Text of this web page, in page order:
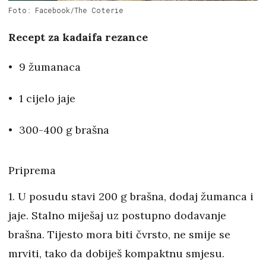
Foto: Facebook/The Coterie
Recept za kadaifa rezance
9 žumanaca
1 cijelo jaje
300-400 g brašna
Priprema
1. U posudu stavi 200 g brašna, dodaj žumanca i
jaje. Stalno miješaj uz postupno dodavanje
brašna. Tijesto mora biti čvrsto, ne smije se
mrviti, tako da dobiješ kompaktnu smjesu.